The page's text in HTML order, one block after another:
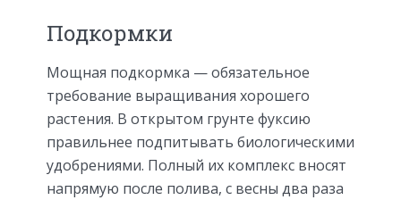
Подкормки
Мощная подкормка — обязательное
требование выращивания хорошего
растения. В открытом грунте фуксию
правильнее подпитывать биологическими
удобрениями. Полный их комплекс вносят
напрямую после полива, с весны два раза